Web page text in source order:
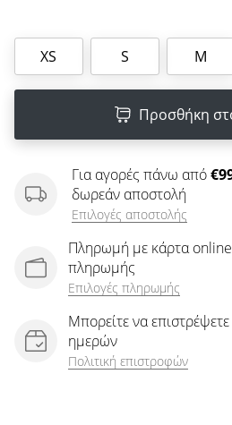
XS S M
Προσθήκη
Για αγορές πάνω από
δωρεάν αποστολή
Επιλογές αποστολής
Πληρωμή με κάρτα
πληρωμής
Επιλογές πληρωμής
Μπορείτε να
ημερών
Πολιτική επιστροφών